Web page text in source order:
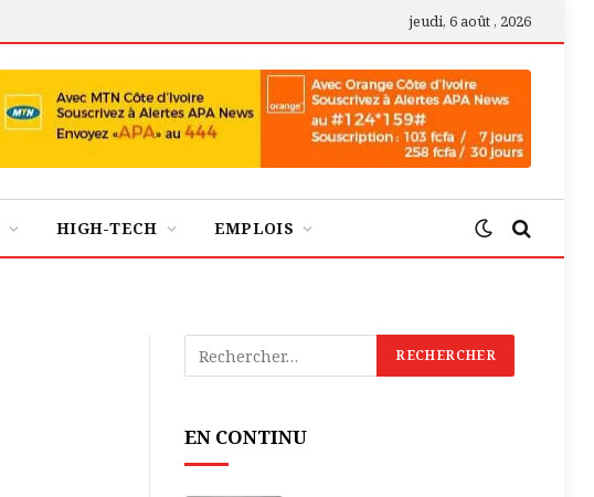
jeudi, 6 août , 2026
HIGH-TECH EMPLOIS
EN CONTINU